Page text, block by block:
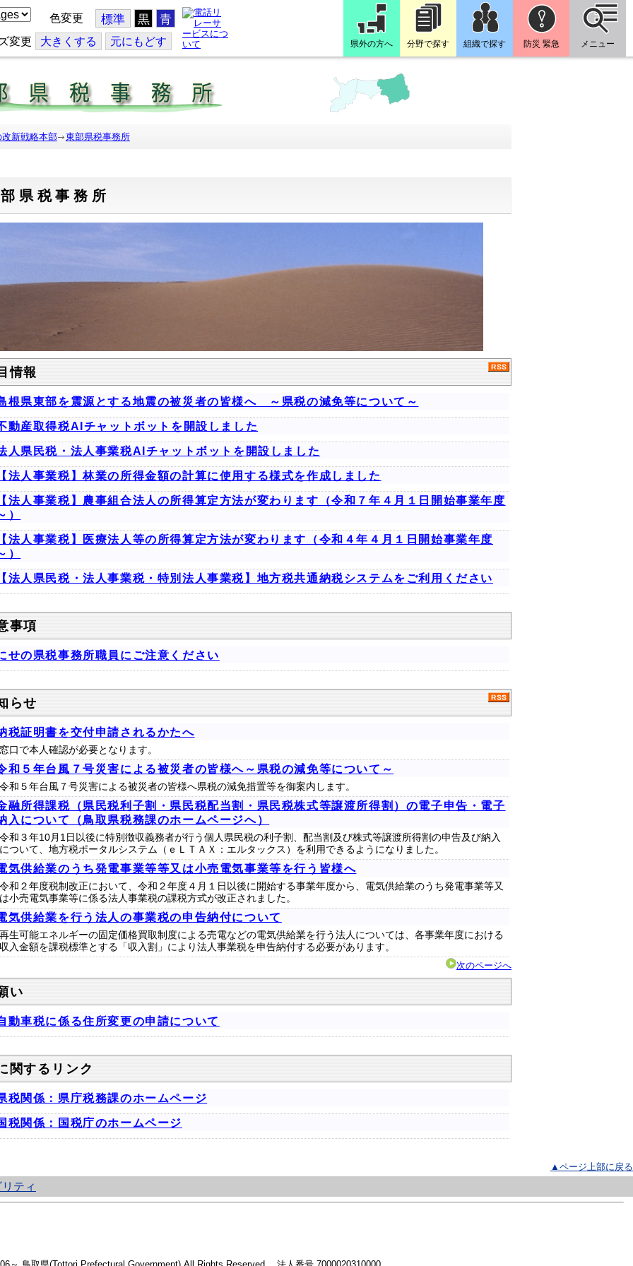
色変更 標準 黒 青
変更 大きくする 元にもどす 県外の方へ 分野で探す 組織で探す 防災 緊急 メニュー
改新戦略本部 東部県税事務所
県税事務所
情報
根県東部を震源とする地震の被災者の皆様へ ～県税の減免等について～
動産取得税AIチャットボットを開設しました
人県民税・法人事業税AIチャットボットを開設しました
法人事業税】林業の所得金額の計算に使用する様式を作成しました
法人事業税】農事組合法人の所得算定方法が変わります（令和７年４月１日開始事業年度
）
法人事業税】医療法人等の所得算定方法が変わります（令和４年４月１日開始事業年度
）
法人県民税・法人事業税・特別法人事業税】地方税共通納税システムをご利用ください
事項
せの県税事務所職員にご注意ください
らせ
税証明書を交付申請されるかたへ
窓口で本人確認が必要となります。
和５年台風７号災害による被災者の皆様へ～県税の減免等について～
令和５年台風７号災害による被災者の皆様へ県税の減免措置等を御案内します。
融所得課税（県民税利子割・県民税配当割・県民税株式等譲渡所得割）の電子申告・電子
入について（鳥取県税務課のホームページへ）
令和３年10月1日以後に特別徴収義務者が行う個人県民税の利子割、配当割及び株式等譲渡所得割の申告及び納入
について、地方税ポータルシステム（ｅＬＴＡＸ：エルタックス）を利用できるようになりました。
気供給業のうち発電事業等等又は小売電気事業等を行う皆様へ
令和２年度税制改正において、令和２年度４月１日以後に開始する事業年度から、電気供給業のうち発電事業等又
は小売電気事業等に係る法人事業税の課税方式が改正されました。
気供給業を行う法人の事業税の申告納付について
再生可能エネルギーの固定価格買取制度による売電などの電気供給業を行う法人については、各事業年度における
収入金額を課税標準とする「収入割」により法人事業税を申告納付する必要があります。
次のページへ
い
動車税に係る住所変更の申請について
関するリンク
税関係：県庁税務課のホームページ
税関係：国税庁のホームページ
▲ページ上部に戻る
ティ